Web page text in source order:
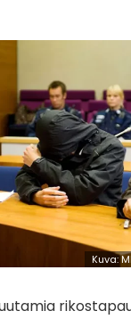
Kuva: